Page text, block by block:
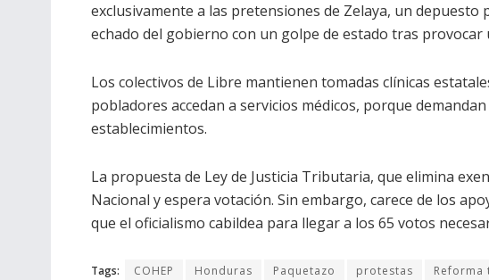
exclusivamente a las pretensiones de Zelaya, un
echado del gobierno con un golpe de estado tras provocar
Los colectivos de Libre mantienen tomadas clínicas
pobladores accedan a servicios médicos, porque
establecimientos.
La propuesta de Ley de Justicia Tributaria, que elimina
Nacional y espera votación. Sin embargo, carece de los
que el oficialismo cabildea para llegar a los 65 votos
Tags: COHEP Honduras Paquetazo protestas